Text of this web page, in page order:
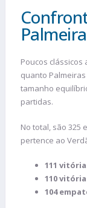
Poucos
quanto
tamanho
partidas.
No total, são 325
pertence ao
111
110
104